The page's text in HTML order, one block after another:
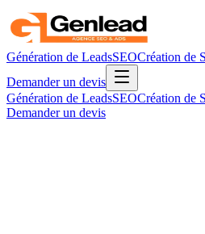
Génération de LeadsSEOCréation de
Demander un devis
Génération de LeadsSEOCréation de
Demander un devis